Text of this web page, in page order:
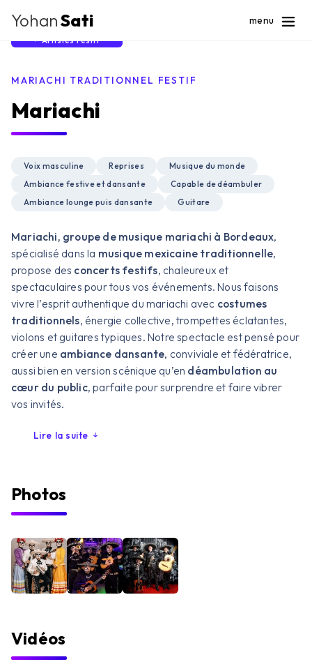
YohanSati menu
Artistes Festif
MARIACHI TRADITIONNEL FESTIF
Mariachi
Voix masculine Reprises
Musique du monde
Ambiance festive et dansante
Capable de déambuler
Ambiance lounge puis dansante
Guitare
Mariachi, groupe de musique mariachi à Bordeaux,
spécialisé dans la musique mexicaine traditionnelle,
propose des concerts festifs, chaleureux et
spectaculaires pour tous vos événements. Nous faisons
vivre l’esprit authentique du mariachi avec costumes
traditionnels, énergie collective, trompettes éclatantes,
violons et guitares typiques. Notre spectacle est pensé pour
créer une ambiance dansante, conviviale et fédératrice,
aussi bien en version scénique qu’en déambulation au
cœur du public, parfaite pour surprendre et faire vibrer
vos invités.
Lire la suite
Photos
Vidéos